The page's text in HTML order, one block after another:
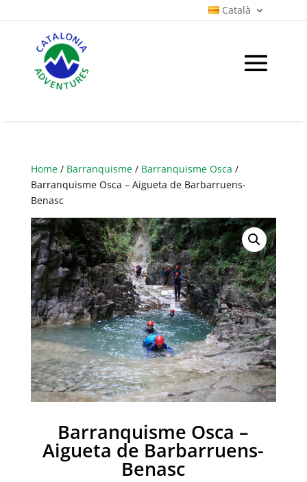
Català
Home/ Barranquisme/ Barranquisme Osca /
Barranquisme Osca – Aigueta de Barbarruens-
Benasc
Barranquisme Osca –
Aigueta de Barbarruens-
Benasc